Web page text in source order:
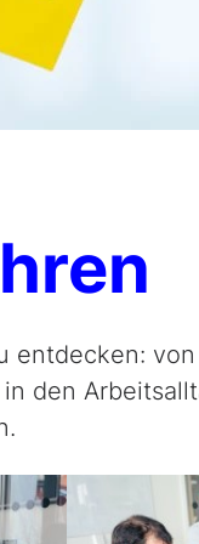
entdecken:
den